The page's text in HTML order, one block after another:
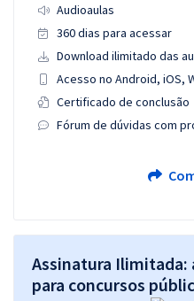
Audioaulas
360 dias para acessar
Download ilimitado das
Acesso no Android, iOS,
Certificado de conclusão
Fórum de dúvidas com
Assinatura Ilimitada:
para concursos